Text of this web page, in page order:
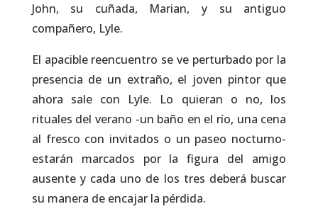
John, su cuñada, Marian, y su antiguo
compañero, Lyle.
El apacible reencuentro se ve perturbado por la
presencia de un extraño, el joven pintor que
ahora sale con Lyle. Lo quieran o no, los
rituales del verano -un baño en el río, una cena
al fresco con invitados o un paseo nocturno-
estarán marcados por la figura del amigo
ausente y cada uno de los tres deberá buscar
su manera de encajar la pérdida.